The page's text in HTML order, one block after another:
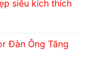
siêu kích thích
Đàn Ông Tăng